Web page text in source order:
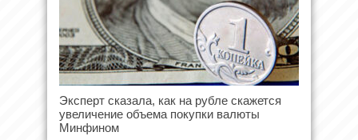
Эксперт сказала, как на рубле скажется
увеличение объема покупки валюты
Минфином